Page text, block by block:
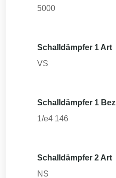
5000
Schalldämpfer 1 Art
VS
Schalldämpfer 1 Bez
1/e4 146
Schalldämpfer 2 Art
NS